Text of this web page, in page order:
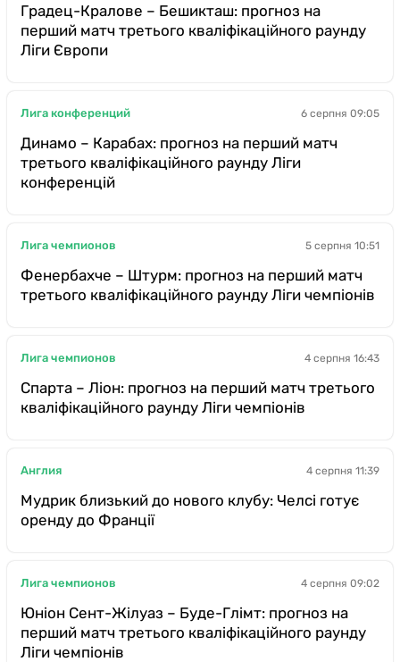
Градец-Кралове – Бешикташ: прогноз на
перший матч третього кваліфікаційного раунду
Ліги Європи
Лига конференций 6 серпня 09:05
Динамо – Карабах: прогноз на перший матч
третього кваліфікаційного раунду Ліги
конференцій
Лига чемпионов 5 серпня 10:51
Фенербахче – Штурм: прогноз на перший матч
третього кваліфікаційного раунду Ліги чемпіонів
Лига чемпионов 4 серпня 16:43
Спарта – Ліон: прогноз на перший матч третього
кваліфікаційного раунду Ліги чемпіонів
Англия 4 серпня 11:39
Мудрик близький до нового клубу: Челсі готує
оренду до Франції
Лига чемпионов 4 серпня 09:02
Юніон Сент-Жілуаз – Буде-Глімт: прогноз на
перший матч третього кваліфікаційного раунду
Ліги чемпіонів